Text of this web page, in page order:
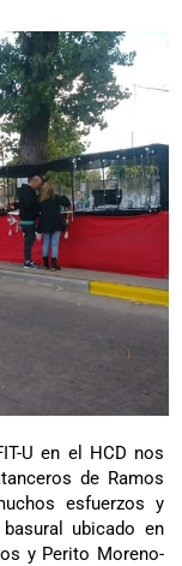
U en el HCD nos
de Ramos
esfuerzos y
ubicado en
y Perito Moreno-